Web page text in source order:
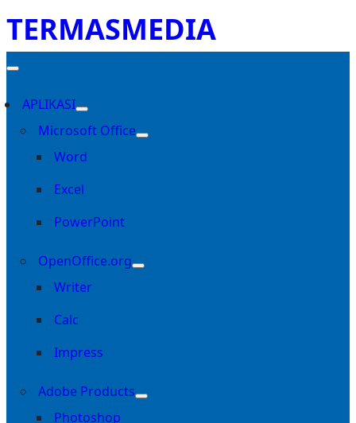
TERMASMEDIA
APLIKASI
Microsoft Office
Word
Excel
PowerPoint
OpenOffice.org
Writer
Calc
Impress
Adobe Products
Photoshop